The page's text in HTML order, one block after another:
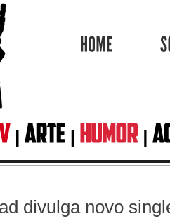
divulga novo